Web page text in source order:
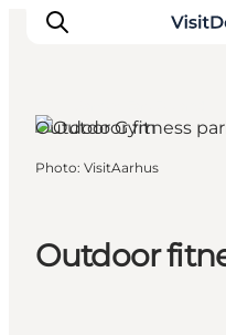
Quoi faire
Outdoor
Outdoor Gym
Photo: VisitAarhus